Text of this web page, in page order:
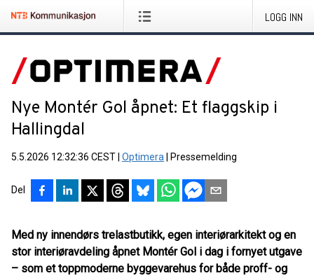
LOGG INN
Nye Montér Gol åpnet: Et flaggskip i
Hallingdal
5.5.2026 12:32:36 CEST Optimera Pressemelding
Del
Med ny innendørs trelastbutikk, egen interiørarkitekt og en
stor interiøravdeling åpnet Montér Gol i dag i fornyet utgave
– som et toppmoderne byggevarehus for både proff- og